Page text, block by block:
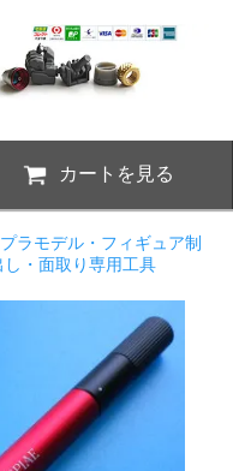
カートを見る
ラモデル・フィギュア制
・面取り専用工具